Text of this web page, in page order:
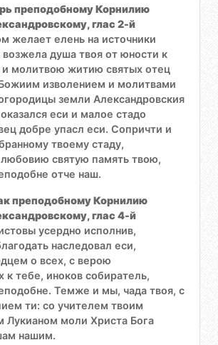
преподобному Корнилию
глас 2-й
желает елень на источники
душа твоя от юности к
и молитвою житию святых отец
изволением и молитвами
земли Александровския
еси и малое стадо
добре упасл еси. Сопричти и
твоему стаду,
святую память твою,
отче наш.
преподобному Корнилию
глас 4-й
усердно исполнив,
наследовал еси,
о всех, с верою
тебе, иноков собиратель,
Темже и мы, чада твоя, с
ти: со учителем твоим
Лукианом моли Христа Бога
нашим.